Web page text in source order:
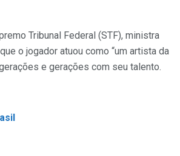
Tribunal Federal (STF), ministra
o jogador atuou como “um artista da
e gerações com seu talento.